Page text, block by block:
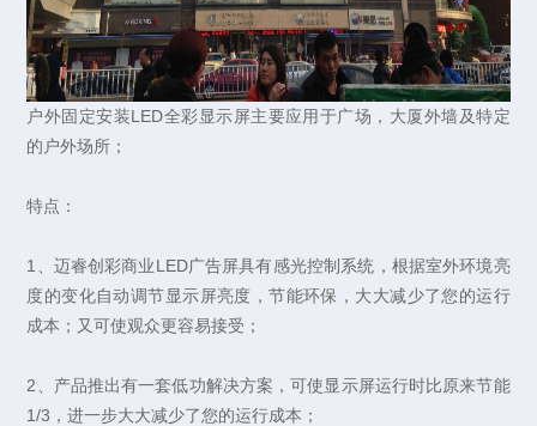
户外固定安装LED全彩显示屏主要应用于广场，大厦外墙及特定
的户外场所；
特点：
1、迈睿创彩商业LED广告屏具有感光控制系统，根据室外环境亮
度的变化自动调节显示屏亮度，节能环保，大大减少了您的运行
成本；又可使观众更容易接受；
2、产品推出有一套低功解决方案，可使显示屏运行时比原来节能
1/3，进一步大大减少了您的运行成本；